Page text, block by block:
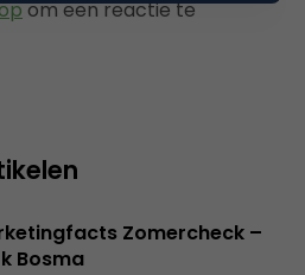
om een reactie te
Zomercheck –
Bosma